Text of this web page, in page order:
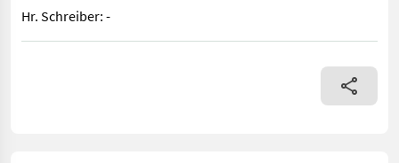
Hr. Schreiber: -
Gut erhaltene pneumatische Weinpresse 3000 L -